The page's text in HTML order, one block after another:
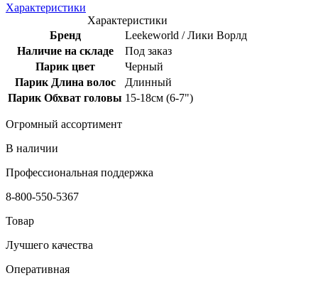
Характеристики
Характеристики
Бренд
Leekeworld / Лики Ворлд
Наличие на складе
Под заказ
Парик цвет
Черный
Парик Длина волос
Длинный
Парик Обхват головы 15-18см (6-7")
Огромный ассортимент
В наличии
Профессиональная поддержка
8-800-550-5367
Товар
Лучшего качества
Оперативная